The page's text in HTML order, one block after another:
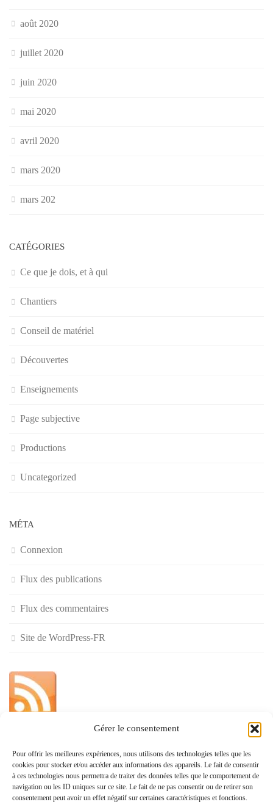
Gérer le consentement
Pour offrir les meilleures expériences, nous utilisons des technologies telles que les
cookies pour stocker et/ou accéder aux informations des appareils. Le fait de consentir
à ces technologies nous permettra de traiter des données telles que le comportement de
navigation ou les ID uniques sur ce site. Le fait de ne pas consentir ou de retirer son
consentement peut avoir un effet négatif sur certaines caractéristiques et fonctions.
août 2020
juillet 2020
juin 2020
mai 2020
avril 2020
mars 2020
mars 202
CATÉGORIES
Ce que je dois, et à qui
Chantiers
Conseil de matériel
Découvertes
Enseignements
Page subjective
Productions
Uncategorized
MÉTA
Connexion
Flux des publications
Flux des commentaires
Site de WordPress-FR
»
Politique de confidentialité